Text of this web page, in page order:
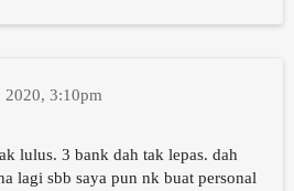
2020, 3:10pm
lulus. 3 bank dah tak lepas. dah
lagi sbb saya pun nk buat personal